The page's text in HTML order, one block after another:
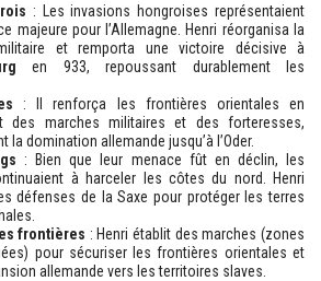
: Les invasions hongroises représentaient
majeure pour l’Allemagne. Henri réorganisa la
et remporta une victoire décisive à
en 933, repoussant durablement les
: Il renforça les frontières orientales en
des marches militaires et des forteresses,
la domination allemande jusqu’à l’Oder.
: Bien que leur menace fût en déclin, les
à harceler les côtes du nord. Henri
défenses de la Saxe pour protéger les terres
frontières : Henri établit des marches (zones
pour sécuriser les frontières orientales et
allemande vers les territoires slaves.